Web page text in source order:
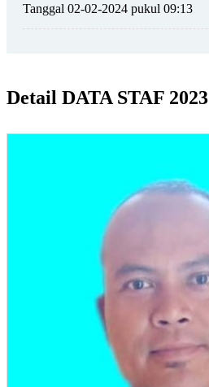
Tanggal 02-02-2024 pukul 09:13
Detail DATA STAF 2023